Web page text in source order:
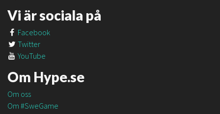
Vi är sociala på
Facebook
Twitter
YouTube
Om Hype.se
Om oss
Om #SweGame